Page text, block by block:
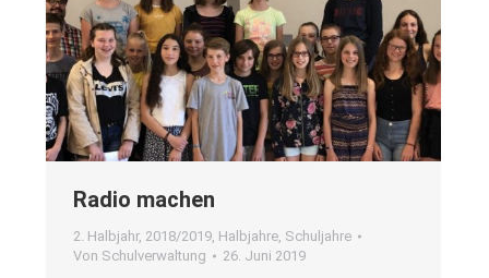
Radio machen
2. Halbjahr, 2018/2019 Halbjahre Schuljahre
Von Schulverwaltung 26. Juni 2019